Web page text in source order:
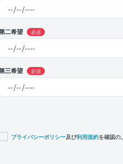
二希望 必須
三希望 必須
プライバシーポリシー及び利用規約を確認の